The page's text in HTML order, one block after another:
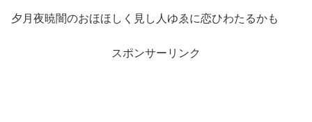
夕月夜暁闇のおほほしく見し人ゆゑに恋ひわたるかも
スポンサーリンク